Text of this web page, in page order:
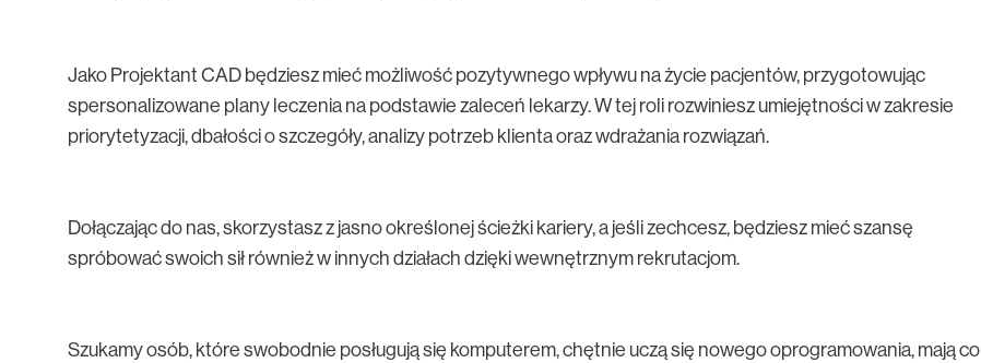
Jako Projektant CAD będziesz mieć możliwość pozytywnego wpływu na życie pacjentów, przygotowując
spersonalizowane plany leczenia na podstawie zaleceń lekarzy. W tej roli rozwiniesz umiejętności w zakresie
priorytetyzacji, dbałości o szczegóły, analizy potrzeb klienta oraz wdrażania rozwiązań.
Dołączając do nas, skorzystasz z jasno określonej ścieżki kariery, a jeśli zechcesz, będziesz mieć szansę
spróbować swoich sił również w innych działach dzięki wewnętrznym rekrutacjom.
Szukamy osób, które swobodnie posługują się komputerem, chętnie uczą się nowego oprogramowania, mają co